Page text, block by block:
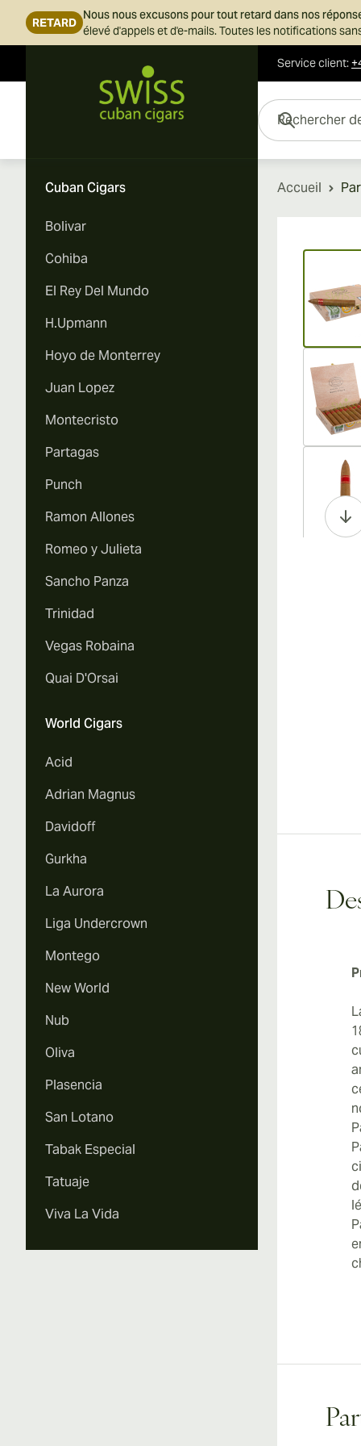
RETARD
Nous nous excusons pour tout retard dans nos
élevé d'appels et d'e-mails. Toutes les notifications
Service client:
Rechercher des
Cuban Cigars
Bolivar
Cohiba
El Rey Del Mundo
H.Upmann
Hoyo de Monterrey
Juan Lopez
Montecristo
Partagas
Punch
Ramon Allones
Romeo y Julieta
Sancho Panza
Trinidad
Vegas Robaina
Quai D'Orsai
World Cigars
Acid
Adrian Magnus
Davidoff
Gurkha
La Aurora
Liga Undercrown
Montego
New World
Nub
Oliva
Plasencia
San Lotano
Tabak Especial
Tatuaje
Viva La Vida
Accueil